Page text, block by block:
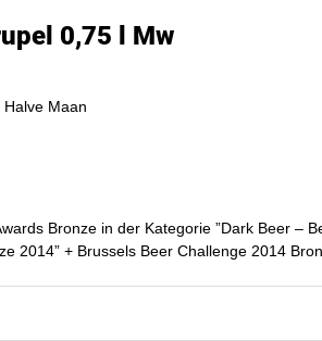
0,75 l Mw
Halve Maan
Bronze in der Kategorie ”Dark Beer –
2014” + Brussels Beer Challenge 2014